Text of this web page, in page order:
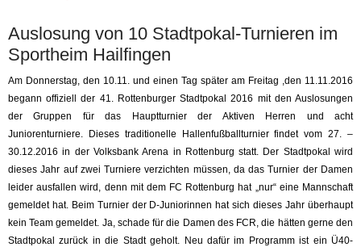
Auslosung von 10 Stadtpokal-Turnieren im
Sportheim Hailfingen
Am Donnerstag, den 10.11. und einen Tag später am Freitag ,den 11.11.2016
begann offiziell der 41. Rottenburger Stadtpokal 2016 mit den Auslosungen
der Gruppen für das Hauptturnier der Aktiven Herren und acht
Juniorenturniere. Dieses traditionelle Hallenfußballturnier findet vom 27. –
30.12.2016 in der Volksbank Arena in Rottenburg statt. Der Stadtpokal wird
dieses Jahr auf zwei Turniere verzichten müssen, da das Turnier der Damen
leider ausfallen wird, denn mit dem FC Rottenburg hat „nur“ eine Mannschaft
gemeldet hat. Beim Turnier der D-Juniorinnen hat sich dieses Jahr überhaupt
kein Team gemeldet. Ja, schade für die Damen des FCR, die hätten gerne den
Stadtpokal zurück in die Stadt geholt. Neu dafür im Programm ist ein Ü40-